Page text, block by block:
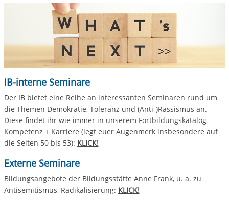
IB-interne Seminare
Der IB bietet eine Reihe an interessanten Seminaren rund um
die Themen Demokratie, Toleranz und (Anti-)Rassismus an.
Diese findet ihr wie immer in unserem Fortbildungskatalog
Kompetenz + Karriere (legt euer Augenmerk insbesondere auf
die Seiten 50 bis 53): KLICK!
Externe Seminare
Bildungsangebote der Bildungsstätte Anne Frank, u. a. zu
Antisemitismus, Radikalisierung: KLICK!